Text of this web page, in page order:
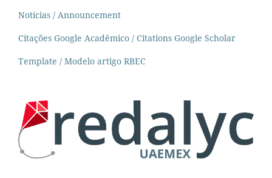
Notícias / Announcement
Citações Google Acadêmico / Citations Google Scholar
Template / Modelo artigo RBEC